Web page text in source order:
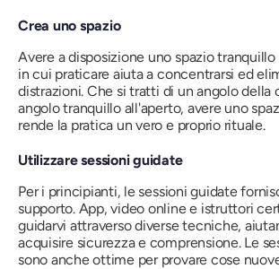
Crea uno spazio
Avere a disposizione uno spazio
in cui praticare aiuta a concentrarsi ed
distrazioni. Che si tratti di un angolo della
angolo tranquillo all'aperto, avere uno
rende la pratica un vero e proprio rituale.
Utilizzare sessioni guidate
Per i principianti, le sessioni guidate
supporto. App, video online e istruttori
guidarvi attraverso diverse tecniche,
acquisire sicurezza e comprensione. Le
sono anche ottime per provare cose